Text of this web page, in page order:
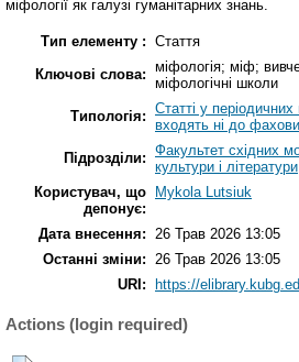
міфології як галузі гуманітарних знань.
Тип елементу : Стаття
Ключові слова: міфологія; міф;
міфологічні школи
Типологія: Статті у
входять ні до
Підрозділи: Факультет східних
культури і літератури
Користувач, що
депонує:
Mykola Lutsiuk
Дата внесення: 26 Трав 2026 13:05
Останні зміни: 26 Трав 2026 13:05
URI:
https://
Actions (login required)